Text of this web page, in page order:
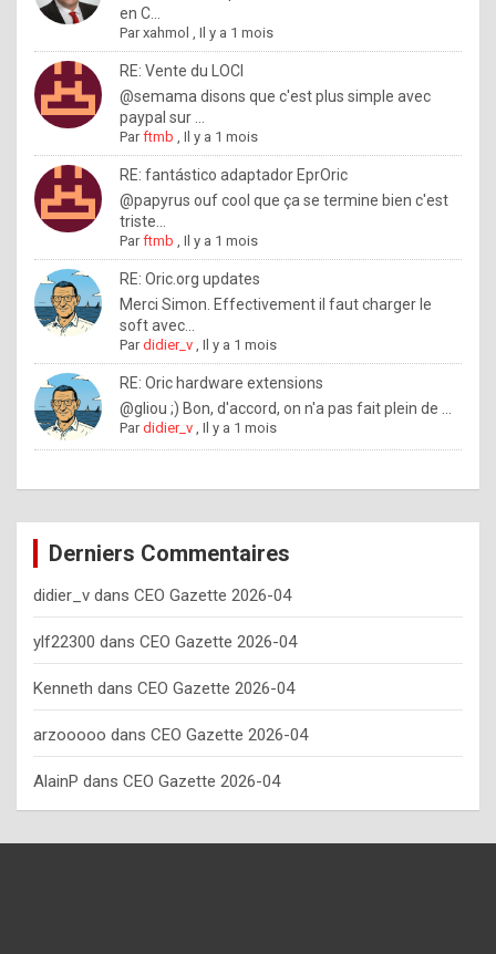
y
u
w
a
n
t
o
n
o
w
h
o
w
o
t
e
n
y
o
u
s
h
en C...
Parxahmol ,Il y a 1 mois
RE: Vente du LOCI
@semama disons que c'est plus simple avec
paypal sur ...
Parftmb ,Il y a 1 mois
RE: fantástico adaptador EprOric
@papyrus ouf cool que ça se termine bien c'est
triste...
Parftmb ,Il y a 1 mois
RE: Oric.org updates
Merci Simon. Effectivement il faut charger le
soft avec...
Pardidier_v ,Il y a 1 mois
RE: Oric hardware extensions
@gliou ;) Bon, d'accord, on n'a pas fait plein de ...
Pardidier_v ,Il y a 1 mois
Derniers Commentaires
didier_v dans CEO Gazette 2026-04
ylf22300 dans CEO Gazette 2026-04
Kenneth dans CEO Gazette 2026-04
arzooooo dans CEO Gazette 2026-04
AlainP dans CEO Gazette 2026-04